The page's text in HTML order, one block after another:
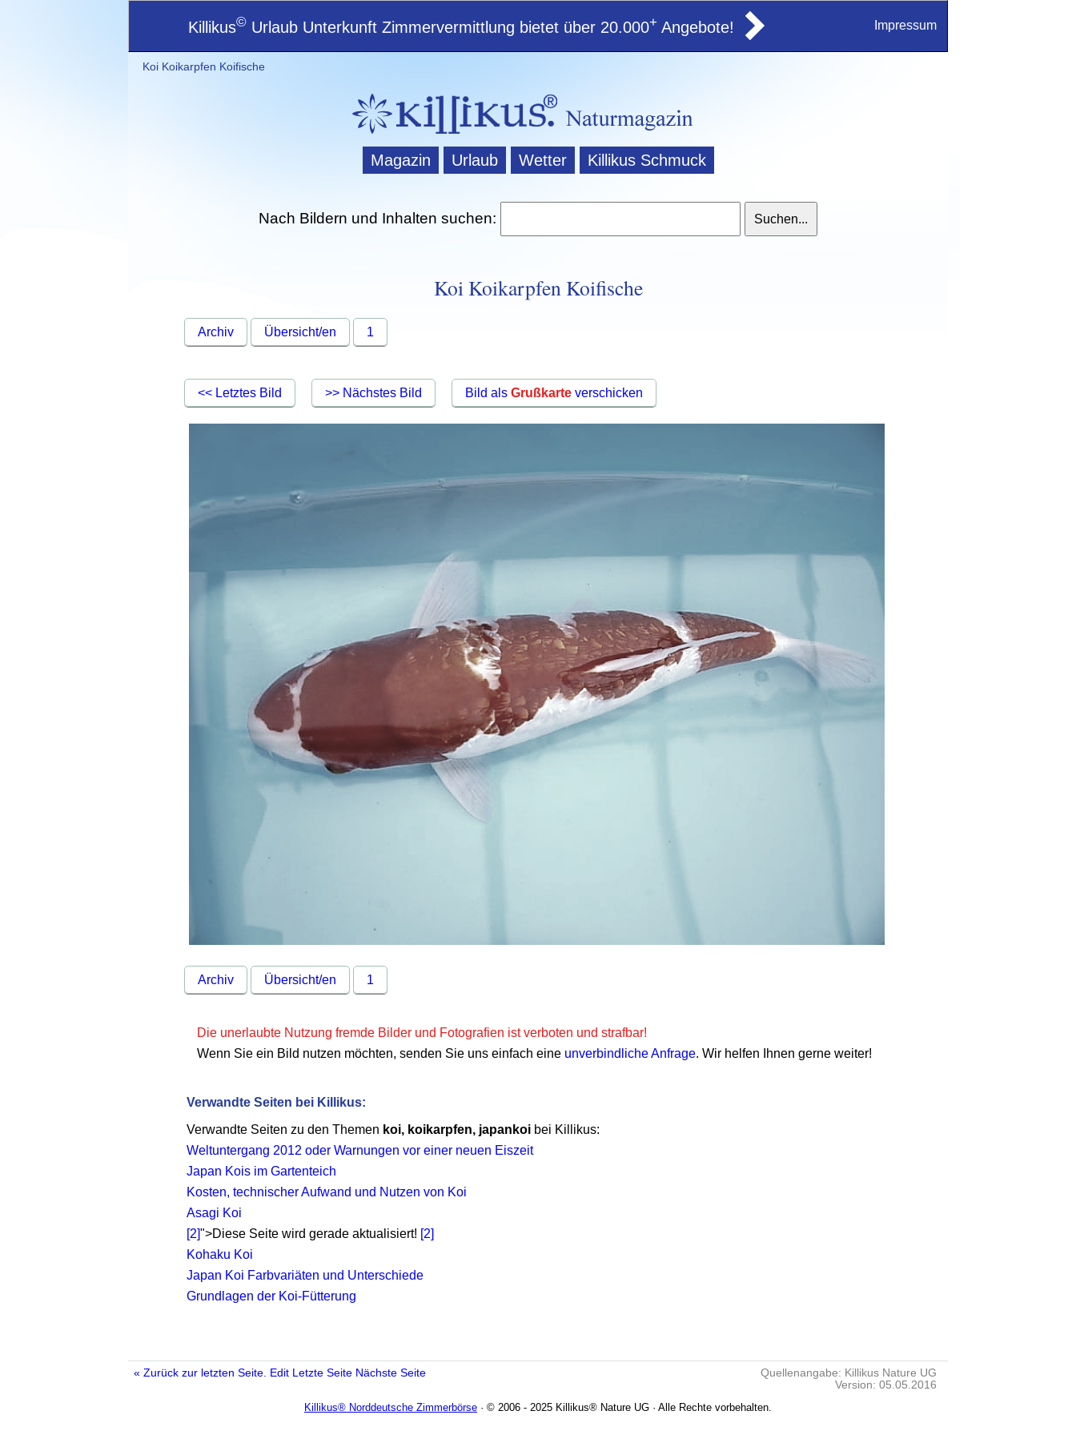
Killikus© Urlaub Unterkunft Zimmervermittlung bietet über 20.000+ Angebote! Impressum
Koi Koikarpfen Koifische
Magazin Urlaub Wetter Killikus Schmuck
Nach Bildern und Inhalten suchen:
Koi Koikarpfen Koifische
Archiv Übersicht/en 1
<< Letztes Bild >> Nächstes Bild Bild als Grußkarteverschicken
Archiv Übersicht/en 1
Die unerlaubte Nutzung fremde Bilder und Fotografien ist verboten und strafbar!
Wenn Sie ein Bild nutzen möchten, senden Sie uns einfach eine unverbindliche Anfrage. Wir helfen Ihnen gerne weiter!
Verwandte Seiten bei Killikus:
Verwandte Seiten zu den Themen koi, koikarpfen, japankoibei Killikus:
Weltuntergang 2012 oder Warnungen vor einer neuen Eiszeit
Japan Kois im Gartenteich
Kosten, technischer Aufwand und Nutzen von Koi
Asagi Koi
[2]">Diese Seite wird gerade aktualisiert! [2]
Kohaku Koi
Japan Koi Farbvariäten und Unterschiede
Grundlagen der Koi-Fütterung
« Zurück zur letzten Seite. Edit Letzte Seite Nächste Seite
Quellenangabe: Killikus Nature UG
Version: 05.05.2016
Killikus® Norddeutsche Zimmerbörse · © 2006 - 2025 Killikus® Nature UG · Alle Rechte vorbehalten.